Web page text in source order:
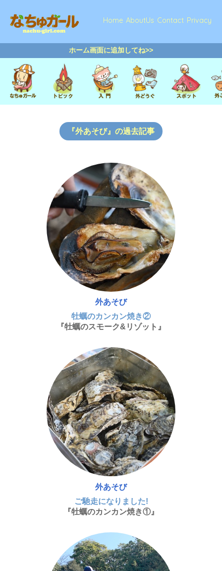
Home AboutUs Contact Privacy
ホーム画面に追加してね>>
『外あそび』の過去記事
外あそび
牡蠣のカンカン焼き②
『牡蠣のスモーク&リゾット』
外あそび
ご馳走になりました!
『牡蠣のカンカン焼き①』